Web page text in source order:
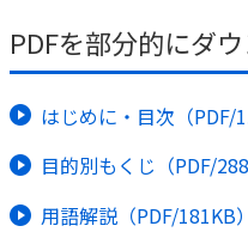
マイページでできる
ログイン
資料請求
保険の探し方のポイ
保険
お金
子育て
ライフプラン
ご挨拶
会社概要
財務情報
株主・投資家のみなさ
サステナビリティ
株主・投資家のみなさまへ
PDFを部分的にダ
はじめに・目次（PDF/
目的別もくじ（PDF/
用語解説（PDF/181KB）